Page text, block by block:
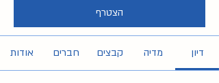
הצטרף
דיון מדיה קבצים חברים אודות